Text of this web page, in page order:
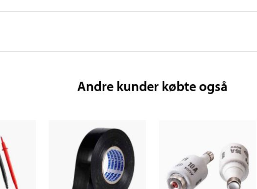
Andre kunder købte også